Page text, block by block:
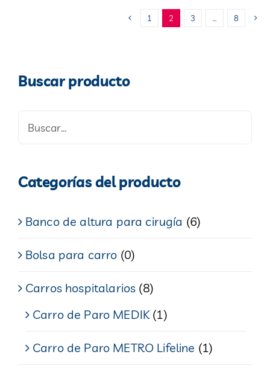
1 2 3 … 8
Buscar producto
Categorías del producto
Banco de altura para cirugía (6)
Bolsa para carro (0)
Carros hospitalarios (8)
Carro de Paro MEDIK (1)
Carro de Paro METRO Lifeline (1)